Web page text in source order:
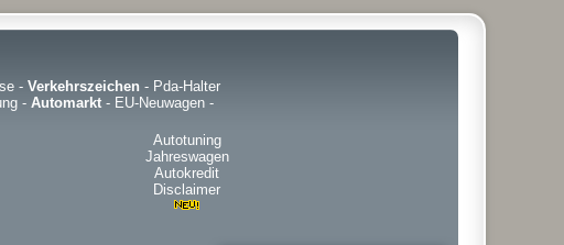
- Verkehrszeichen- Pda-Halter
- Automarkt - EU-Neuwagen -
Autotuning
Jahreswagen
Autokredit
Disclaimer